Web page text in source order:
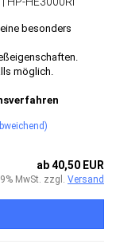
besonders
möglich.
ab 40,50 EUR
MwSt. zzgl. Versand